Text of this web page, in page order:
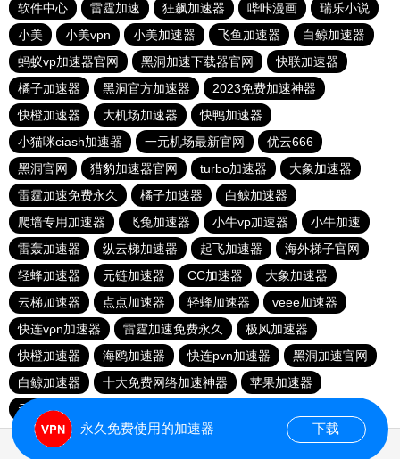
软件中心
雷霆加速 狂飙加速器 哔咔漫画
瑞乐小说
小美
小美vpn 小美加速器 飞鱼加速器
白鲸加速器
蚂蚁vp加速器官网
黑洞加速下载器官网
快联加速器
橘子加速器
黑洞官方加速器
2023免费加速神器
快橙加速器
大机场加速器
快鸭加速器
小猫咪ciash加速器
一元机场最新官网
优云666
黑洞官网
猎豹加速器官网 turbo加速器
大象加速器
雷霆加速免费永久
橘子加速器
白鲸加速器
爬墙专用加速器
飞兔加速器 小牛vp加速器
小牛加速
雷轰加速器
纵云梯加速器 起飞加速器
海外梯子官网
轻蜂加速器
元链加速器 CC加速器
大象加速器
云梯加速器
点点加速器 轻蜂加速器
veee加速器
快连vρn加速器
雷霆加速免费永久
极风加速器
快橙加速器
海鸥加速器 快连pvn加速器
黑洞加速官网
白鲸加速器
十大免费网络加速神器
苹果加速器
元链加速器
永久免费使用的加速器 下载